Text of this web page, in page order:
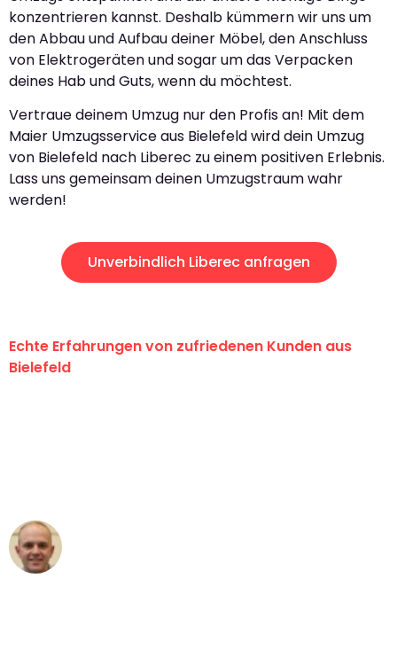
konzentrieren kannst. Deshalb kümmern wir uns um
den Abbau und Aufbau deiner Möbel, den Anschluss
von Elektrogeräten und sogar um das Verpacken
deines Hab und Guts, wenn du möchtest.
Vertraue deinem Umzug nur den Profis an! Mit dem
Maier Umzugsservice aus Bielefeld wird dein Umzug
von Bielefeld nach Liberec zu einem positiven Erlebnis.
Lass uns gemeinsam deinen Umzugstraum wahr
werden!
Unverbindlich Liberec anfragen
Echte Erfahrungen von zufriedenen Kunden aus
Bielefeld